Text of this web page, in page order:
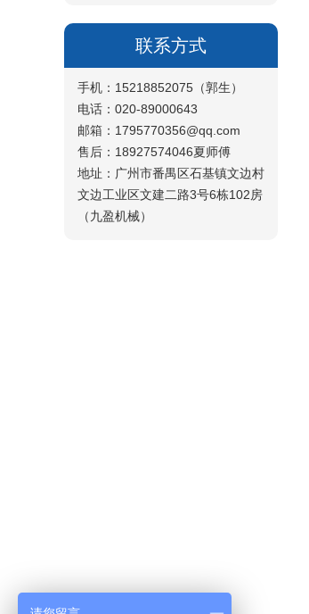
联系方式
手机：15218852075（郭生）
电话：020-89000643
邮箱：1795770356@qq.com
售后：18927574046夏师傅
地址：广州市番禺区石基镇文边村
文边工业区文建二路3号6栋102房
（九盈机械）